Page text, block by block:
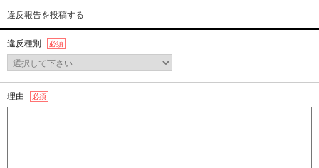
違反報告を投稿する
違反種別 必須
理由 必須